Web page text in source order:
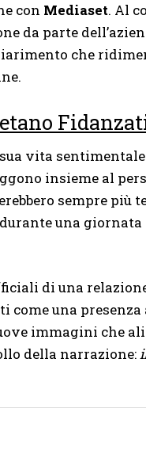
con Mediaset. Al
da parte
che
vita
insieme al
sempre più
una
di una
una
immagini che
della narrazione: